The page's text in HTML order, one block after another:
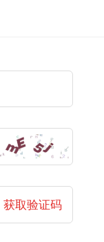
获取验证码